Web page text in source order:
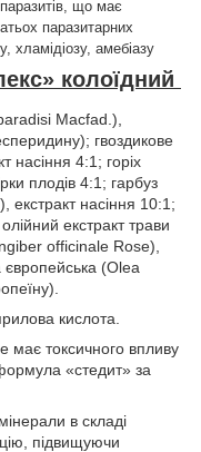
що має
паразитарних
хламідіозу, амебіазу
колоїдний
Macfad.),
гвоздикове
насіння 4:1; горіх
плодів 4:1; гарбуз
екстракт насіння 10:1;
екстракт трави
officinale Rose),
європейська (Olea
кислота.
має токсичного впливу
«стедит» за
в складі
підвищуючи